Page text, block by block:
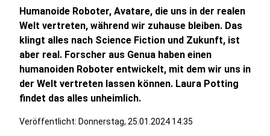
Humanoide Roboter, Avatare, die uns in der realen
Welt vertreten, während wir zuhause bleiben. Das
klingt alles nach Science Fiction und Zukunft, ist
aber real. Forscher aus Genua haben einen
humanoiden Roboter entwickelt, mit dem wir uns in
der Welt vertreten lassen können. Laura Potting
findet das alles unheimlich.
Veröffentlicht: Donnerstag, 25.01.2024 14:35